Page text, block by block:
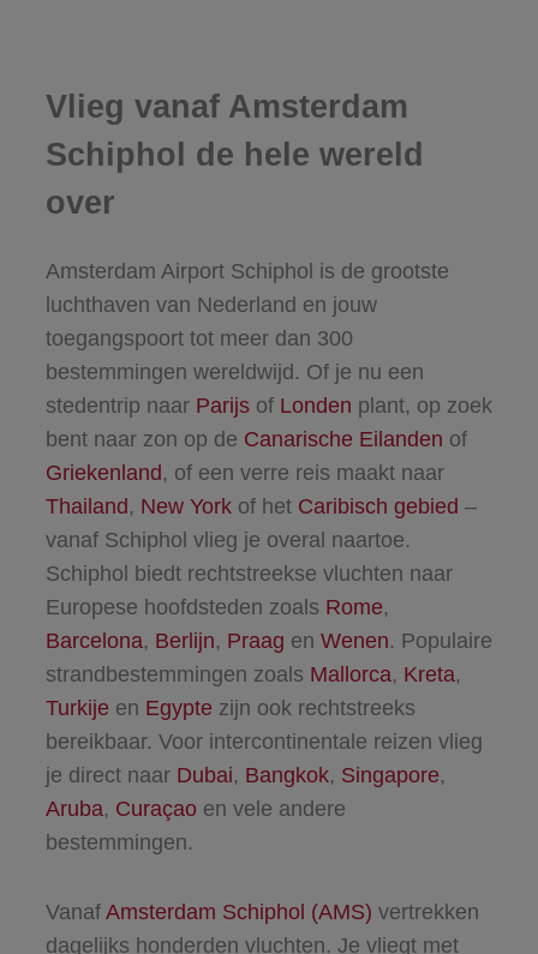
Vlieg vanaf Amsterdam
Schiphol de hele wereld
over
Amsterdam Airport Schiphol is de grootste
luchthaven van Nederland en jouw
toegangspoort tot meer dan 300
bestemmingen wereldwijd. Of je nu een
stedentrip naar Parijsof Londen plant, op zoek
bent naar zon op de Canarische Eilanden of
Griekenland, of een verre reis maakt naar
Thailand, New Yorkof het Caribisch gebied –
vanaf Schiphol vlieg je overal naartoe.
Schiphol biedt rechtstreekse vluchten naar
Europese hoofdsteden zoals Rome,
Barcelona, Berlijn, Praag en Wenen. Populaire
strandbestemmingen zoals Mallorca, Kreta,
Turkije en Egypte zijn ook rechtstreeks
bereikbaar. Voor intercontinentale reizen vlieg
je direct naar Dubai, Bangkok, Singapore,
Aruba, Curaçaoen vele andere
bestemmingen.
Vanaf Amsterdam Schiphol (AMS) vertrekken
dagelijks honderden vluchten. Je vliegt met